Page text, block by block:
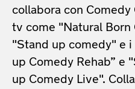
collabora con
tv come "Natural Born
"Stand up comedy" e
up Comedy Rehab” e
up Comedy Live".